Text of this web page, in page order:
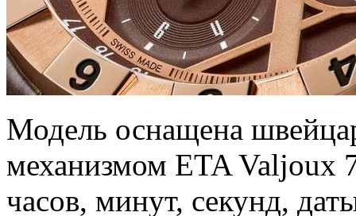
Модель оснащена
механизмом ETA Valjoux
часов, минут, секунд,